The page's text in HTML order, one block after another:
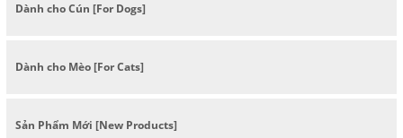
Dành cho Cún [For Dogs]
Dành cho Mèo [For Cats]
Sản Phẩm Mới [New Products]